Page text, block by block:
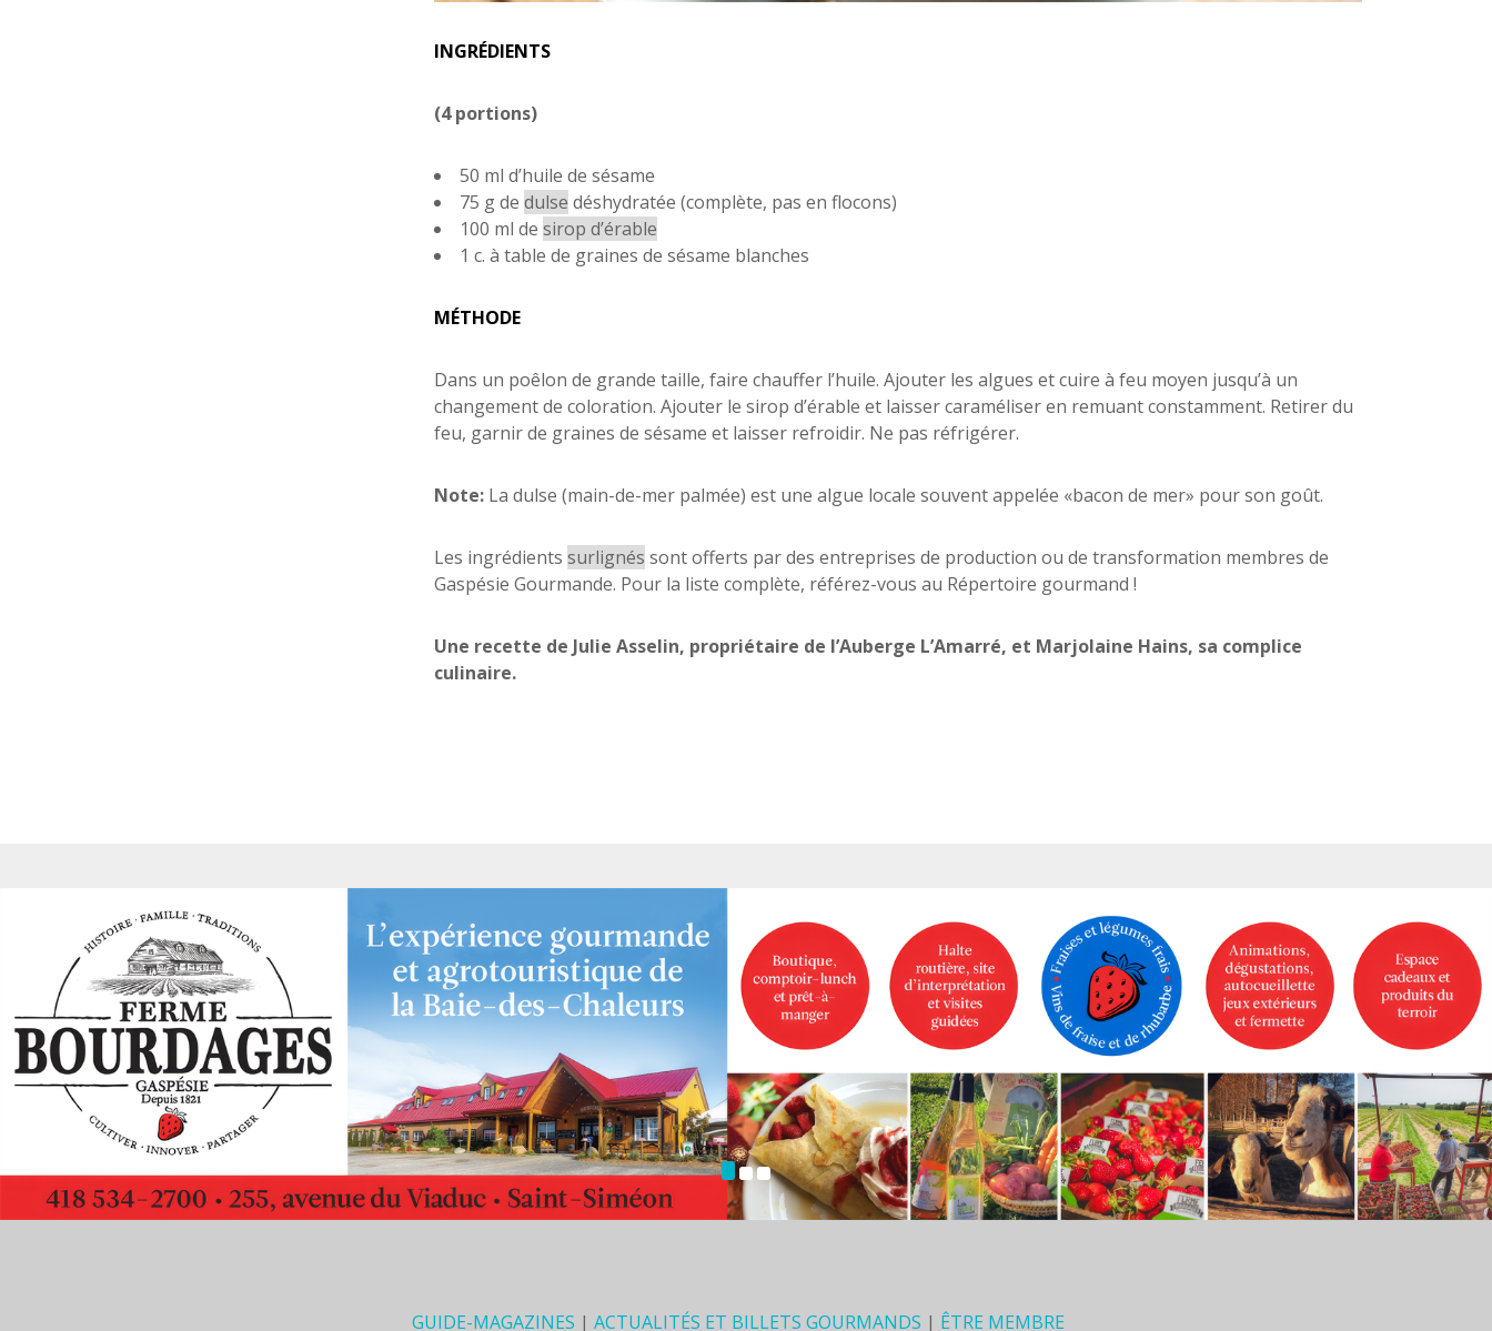
INGRÉDIENTS
(4 portions)
50 ml d’huile de sésame
75 g de dulse déshydratée (complète, pas en flocons)
100 ml de sirop d’érable
1 c. à table de graines de sésame blanches
MÉTHODE
Dans un poêlon de grande taille, faire chauffer l’huile. Ajouter les algues et cuire à feu moyen jusqu’à un
changement de coloration. Ajouter le sirop d’érable et laisser caraméliser en remuant constamment. Retirer du
feu, garnir de graines de sésame et laisser refroidir. Ne pas réfrigérer.
Note:La dulse (main-de-mer palmée) est une algue locale souvent appelée «bacon de mer» pour son goût.
Les ingrédients surlignés sont offerts par des entreprises de production ou de transformation membres de
Gaspésie Gourmande. Pour la liste complète, référez-vous au Répertoire gourmand !
Une recette de Julie Asselin, propriétaire de l’Auberge L’Amarré, et Marjolaine Hains, sa complice
culinaire.
GUIDE-MAGAZINES | ACTUALITÉS ET BILLETS GOURMANDS | ÊTRE MEMBRE